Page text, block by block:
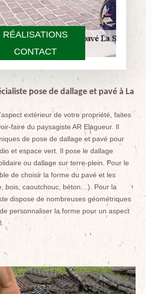
RÉALISATIONS
CONTACT
pose de dallage et pavé à La
extérieur de votre propriété, faites
faire du paysagiste AR Elagueur. Il
de pose de dallage et pavé pour
et espace vert. Il pose le dallage
ou dallage sur terre-plein. Pour le
de choisir la forme du pavé et les
bois, caoutchouc, béton…). Pour la
dispose de nombreuses géométriques
personnaliser la forme pour un aspect